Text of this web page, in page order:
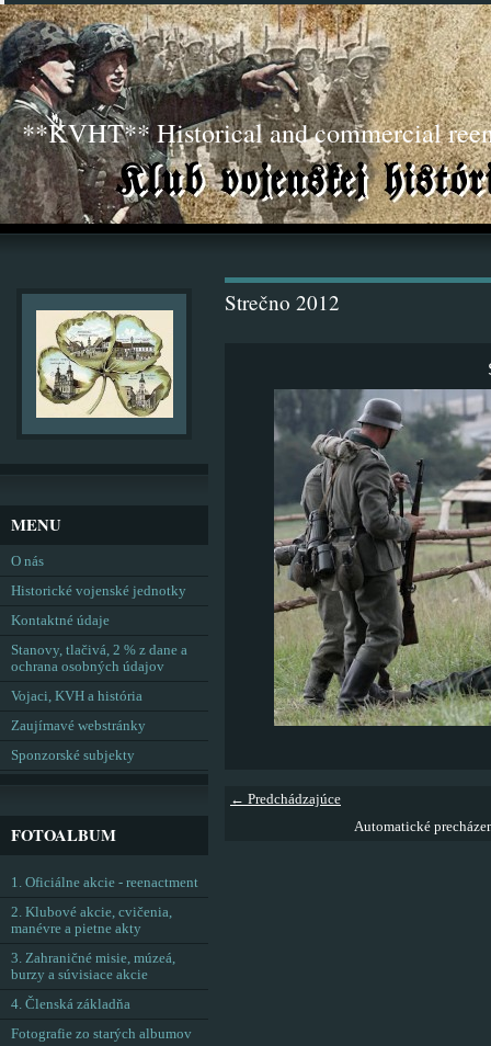
**KVHT** Historical and commercial
Strečno 2012
← Predchádzajúce
Automatické
MENU
O nás
Historické vojenské jednotky
Kontaktné údaje
Stanovy, tlačivá, 2 % z dane a
ochrana osobných údajov
Vojaci, KVH a história
Zaujímavé webstránky
Sponzorské subjekty
FOTOALBUM
1. Oficiálne akcie - reenactment
2. Klubové akcie, cvičenia,
manévre a pietne akty
3. Zahraničné misie, múzeá,
burzy a súvisiace akcie
4. Členská základňa
Fotografie zo starých albumov